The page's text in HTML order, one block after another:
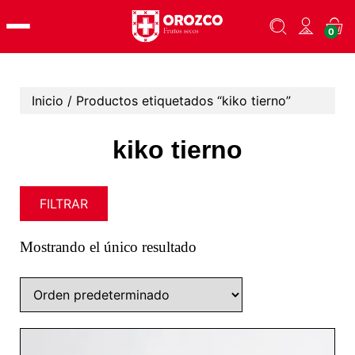
content
0
Inicio / Productos etiquetados “kiko tierno”
kiko tierno
FILTRAR
Mostrando el único resultado